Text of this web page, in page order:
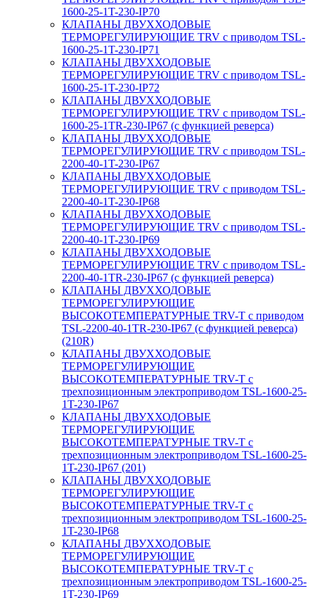
1600-25-1T-230-IP70
КЛАПАНЫ ДВУХХОДОВЫЕ
ТЕРМОРЕГУЛИРУЮЩИЕ TRV с приводом TSL-
1600-25-1T-230-IP71
КЛАПАНЫ ДВУХХОДОВЫЕ
ТЕРМОРЕГУЛИРУЮЩИЕ TRV с приводом TSL-
1600-25-1T-230-IP72
КЛАПАНЫ ДВУХХОДОВЫЕ
ТЕРМОРЕГУЛИРУЮЩИЕ TRV с приводом TSL-
1600-25-1TR-230-IP67 (с функцией реверса)
КЛАПАНЫ ДВУХХОДОВЫЕ
ТЕРМОРЕГУЛИРУЮЩИЕ TRV с приводом TSL-
2200-40-1T-230-IP67
КЛАПАНЫ ДВУХХОДОВЫЕ
ТЕРМОРЕГУЛИРУЮЩИЕ TRV с приводом TSL-
2200-40-1T-230-IP68
КЛАПАНЫ ДВУХХОДОВЫЕ
ТЕРМОРЕГУЛИРУЮЩИЕ TRV с приводом TSL-
2200-40-1T-230-IP69
КЛАПАНЫ ДВУХХОДОВЫЕ
ТЕРМОРЕГУЛИРУЮЩИЕ TRV с приводом TSL-
2200-40-1TR-230-IP67 (с функцией реверса)
КЛАПАНЫ ДВУХХОДОВЫЕ
ТЕРМОРЕГУЛИРУЮЩИЕ
ВЫСОКОТЕМПЕРАТУРНЫЕ TRV-T с приводом
TSL-2200-40-1TR-230-IP67 (с функцией реверса)
(210R)
КЛАПАНЫ ДВУХХОДОВЫЕ
ТЕРМОРЕГУЛИРУЮЩИЕ
ВЫСОКОТЕМПЕРАТУРНЫЕ TRV-T с
трехпозиционным электроприводом TSL-1600-25-
1T-230-IP67
КЛАПАНЫ ДВУХХОДОВЫЕ
ТЕРМОРЕГУЛИРУЮЩИЕ
ВЫСОКОТЕМПЕРАТУРНЫЕ TRV-T с
трехпозиционным электроприводом TSL-1600-25-
1T-230-IP67 (201)
КЛАПАНЫ ДВУХХОДОВЫЕ
ТЕРМОРЕГУЛИРУЮЩИЕ
ВЫСОКОТЕМПЕРАТУРНЫЕ TRV-T с
трехпозиционным электроприводом TSL-1600-25-
1T-230-IP68
КЛАПАНЫ ДВУХХОДОВЫЕ
ТЕРМОРЕГУЛИРУЮЩИЕ
ВЫСОКОТЕМПЕРАТУРНЫЕ TRV-T с
трехпозиционным электроприводом TSL-1600-25-
1T-230-IP69